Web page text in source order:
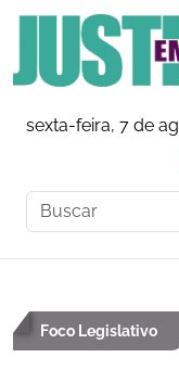
sexta-feira, 7 de
Foco Legislativo